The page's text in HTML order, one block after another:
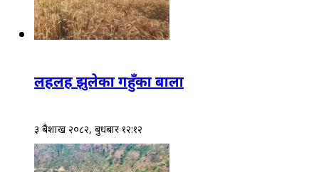
लहलह झुलेका गहुँका बाला
३ बैशाख २०८२, बुधबार १२:१२